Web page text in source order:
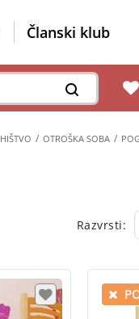
Članski klub
OTROŠKA SOBA
Razvrsti: